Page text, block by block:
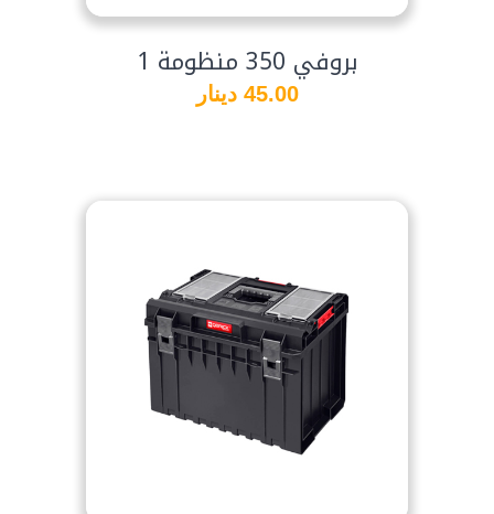
بروفي 350 منظومة 1
45.00 دينار